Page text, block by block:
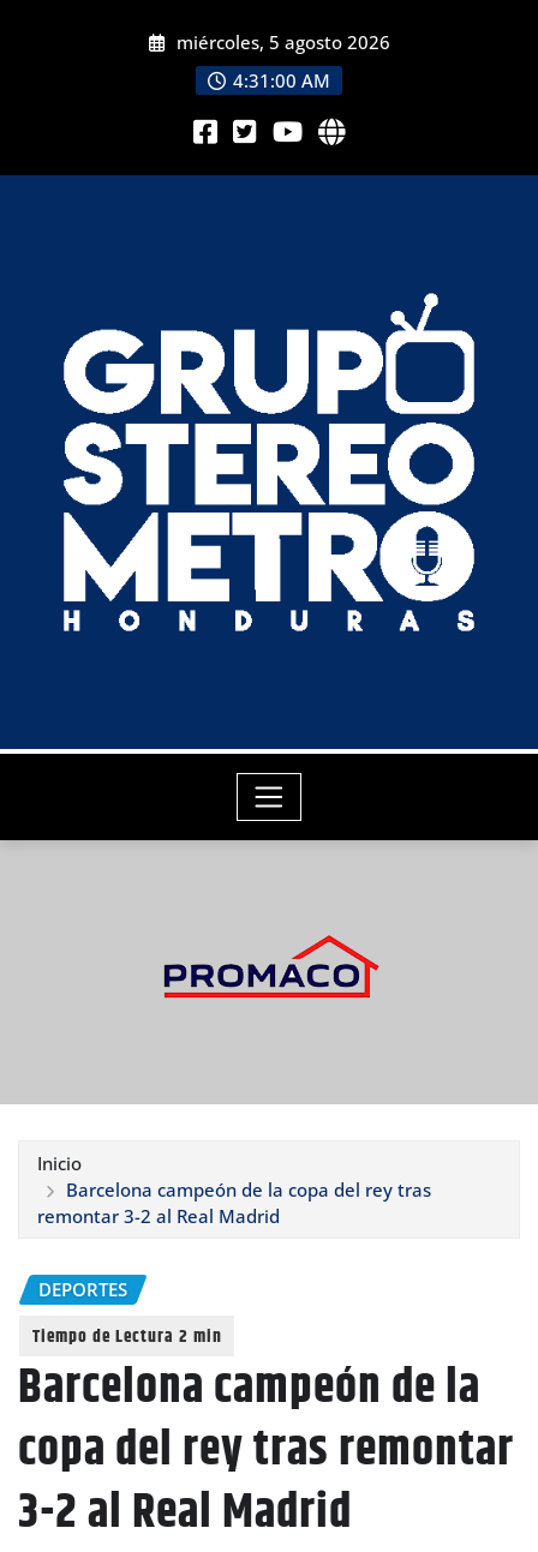
miércoles, 5 agosto 2026
4:31:02 AM
Inicio
Barcelona campeón de la copa del rey tras
remontar 3-2 al Real Madrid
DEPORTES
Barcelona campeón de la
copa del rey tras remontar
3-2 al Real Madrid